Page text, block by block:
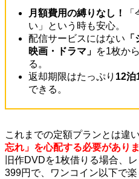
月額費用の縛りなし！
い」という時も安心。
配信サービスにはない
映画・ドラマ」 を1枚か
る。
返却期限はたっぷり 12泊
できる。
これまでの定額プランとは違い
忘れ」を心配する必要がありま
旧作DVDを1枚借りる場合、
399円で、ワンコイン以下で楽